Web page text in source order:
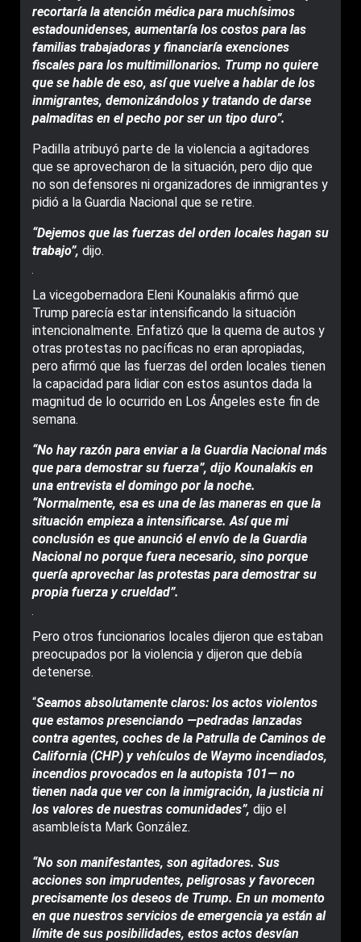
recortaría la atención médica para muchísimos
estadounidenses, aumentaría los costos para las
familias trabajadoras y financiaría exenciones
fiscales para los multimillonarios. Trump no quiere
que se hable de eso, así que vuelve a hablar de los
inmigrantes, demonizándolos y tratando de darse
palmaditas en el pecho por ser un tipo duro”.
Padilla atribuyó parte de la violencia a agitadores
que se aprovecharon de la situación, pero dijo que
no son defensores ni organizadores de inmigrantes y
pidió a la Guardia Nacional que se retire.
“Dejemos que las fuerzas del orden locales hagan su
trabajo”, dijo.
La vicegobernadora Eleni Kounalakis afirmó que
Trump parecía estar intensificando la situación
intencionalmente. Enfatizó que la quema de autos y
otras protestas no pacíficas no eran apropiadas,
pero afirmó que las fuerzas del orden locales tienen
la capacidad para lidiar con estos asuntos dada la
magnitud de lo ocurrido en Los Ángeles este fin de
semana.
“No hay razón para enviar a la Guardia Nacional más
que para demostrar su fuerza”, dijo Kounalakis en
una entrevista el domingo por la noche.
“Normalmente, esa es una de las maneras en que la
situación empieza a intensificarse. Así que mi
conclusión es que anunció el envío de la Guardia
Nacional no porque fuera necesario, sino porque
quería aprovechar las protestas para demostrar su
propia fuerza y ​​crueldad”.
Pero otros funcionarios locales dijeron que estaban
preocupados por la violencia y dijeron que debía
detenerse.
“Seamos absolutamente claros: los actos violentos
que estamos presenciando —pedradas lanzadas
contra agentes, coches de la Patrulla de Caminos de
California (CHP) y vehículos de Waymo incendiados,
incendios provocados en la autopista 101— no
tienen nada que ver con la inmigración, la justicia ni
los valores de nuestras comunidades”, dijo el
asambleísta Mark González.
“No son manifestantes, son agitadores. Sus
acciones son imprudentes, peligrosas y favorecen
precisamente los deseos de Trump. En un momento
en que nuestros servicios de emergencia ya están al
límite de sus posibilidades, estos actos desvían